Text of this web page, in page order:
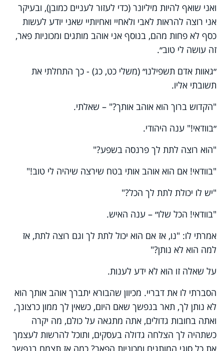
ואני שואף להיות מיליונר (כדי לעזור לעניים כמובן), ובעיקר
אני רוצה להראות לאבי ולאחיי ואחיותיי שאני יודע לעשות
כסף לא פחות מהם, בנוסף אני אוהב מותגים ומכוניות פאר,
זה עושה לי טוב״.
״גאוות אדם תשפילנו״ (משלי כט, כג) - כך התחלתי את
תשובתי אליו.
"הקדוש ברוך הוא אוהב אותך?" – שאלתי.
״בוודאי!" ענה היהודי.
"הוא רוצה לתת לך פרנסה בשפע?"
"בוודאי! אם הוא אוהב אותי בטח שירצה שיהיה לי טוב!"
"יש לו יכולת לתת לך הכל?"
"בוודאי! הכל שלו״ – ענה האיש.
אמרתי לו: "נו, אז אם הוא יכול לתת לך וגם רוצה לתת, אז
למה הוא לא נותן?"
על שאלה זו הוא לא ידע לענות.
הסברתי לו את דבריי. מכיוון שהבורא יתברך אוהב אותך הוא
לא נותן לך, תאר בנפשך שאם היום, כשאין לך ממון כרצונך,
ואתה בחובות גדולים, אתה מתגאה על כולם, מה יקרה
כשתהיה לך הצלחה גדולה בעסקים, ותוכל להרשות לעצמך
את כל סוגי המותגים ומכוניות הפאר? כמה אז תצמח בנפשך